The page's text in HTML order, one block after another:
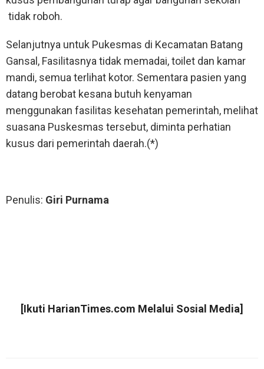
tidak roboh.
Selanjutnya untuk Pukesmas di Kecamatan Batang
Gansal, Fasilitasnya tidak memadai, toilet dan kamar
mandi, semua terlihat kotor. Sementara pasien yang
datang berobat kesana butuh kenyaman
menggunakan fasilitas kesehatan pemerintah, melihat
suasana Puskesmas tersebut, diminta perhatian
kusus dari pemerintah daerah.(*)
Penulis: Giri Purnama
[Ikuti HarianTimes.com Melalui Sosial Media]